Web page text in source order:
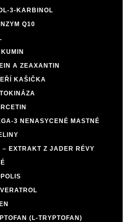
3-KARBINOL
Q10
A ZEAXANTIN
KAŠIČKA
3 NENASYCENÉ MASTNÉ
– EXTRAKT Z JADER RÉVY
(L-TRYPTOFAN)